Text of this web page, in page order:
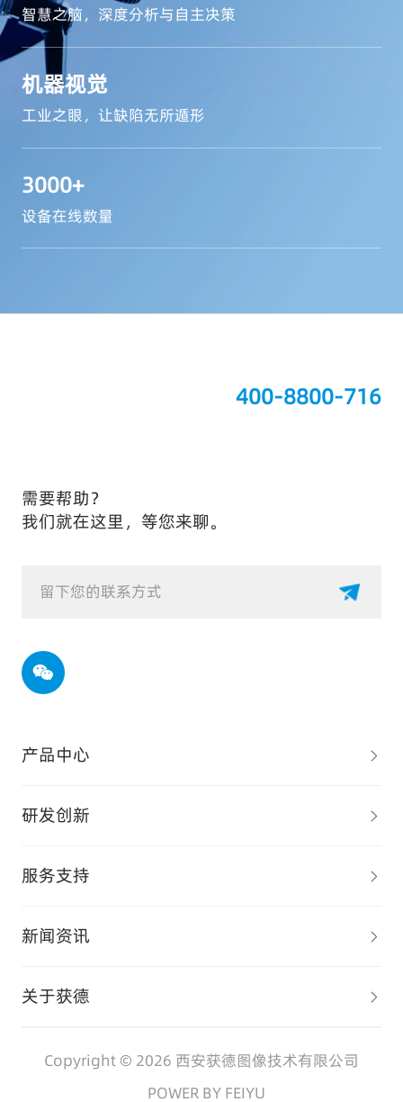
智慧之脑，深度分析与自主决策
机器视觉
工业之眼，让缺陷无所遁形
3000+
设备在线数量
400-8800-716
需要帮助？
我们就在这里，等您来聊。
产品中心
研发创新
服务支持
新闻资讯
关于获德
Copyright © 2026 西安获德图像技术有限公司
POWER BY FEIYU